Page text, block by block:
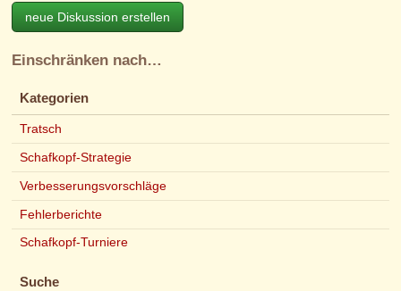
neue Diskussion erstellen
Einschränken nach…
Kategorien
Tratsch
Schafkopf-Strategie
Verbesserungsvorschläge
Fehlerberichte
Schafkopf-Turniere
Suche